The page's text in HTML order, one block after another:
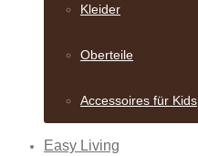
Kleider
Oberteile
Accessoires für Kids
Easy Living